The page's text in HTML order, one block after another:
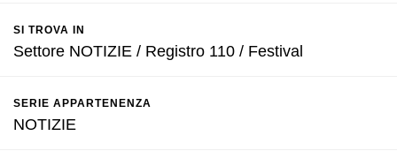
SI TROVA IN
Settore NOTIZIE / Registro 110 / Festival
SERIE APPARTENENZA
NOTIZIE